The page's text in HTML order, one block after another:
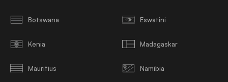
Botswana Eswatini
Kenia Madagaskar
Mauritius Namibia